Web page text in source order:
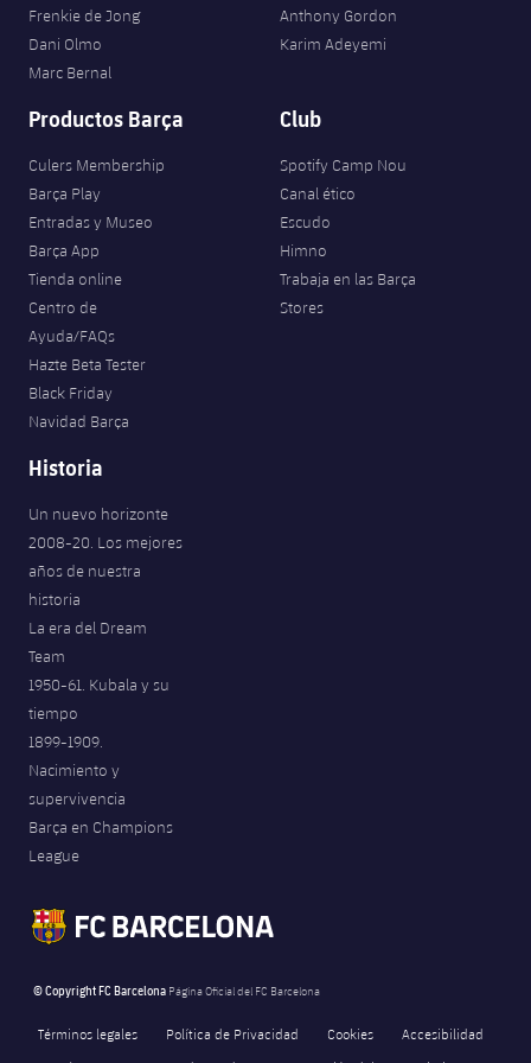
Jugadores
Fotos
Historia
Palmarés
Clasificaciones
Juvenil
Infantil
Noticias
Atletismo
plusicon
más
Masculino
Femenino
Agenda
Baloncesto en silla de ruedas
plusicon
más
Actualidad
Jugadores
Calendario
Resultados
Clasificaciones
Hockey sobre hielo
Actualidad
Calendario
Resultados
Clasificaciones
plusicon
más
Noticias
Hockey Hierba Masculino
Hockey Hierba Femenino
Patinaje artístico
plusicon
más
Actualidad
Plantilla
Escuela de Patinaje
Rugby
Jugadores
Clasificaciones
Fotos
plusicon
más
Noticias
Voleibol masculino
Voleibol femenino
Apúntate a las amateurs
plusicon
más
Apúntate a las amateurs
Carnet de las Secciones Amateurs
League of Legends
VALORANT Rising
VALORANT Game Changers
Frenkie de Jong
Dani Olmo
Marc Bernal
Anthony Gordon
Karim Adeyemi
Productos Barça
Culers Membership
Barça Play
Entradas y Museo
Barça App
Tienda online
Centro de
Ayuda/FAQs
Hazte Beta Tester
Black Friday
Navidad Barça
Club
Spotify Camp Nou
Canal ético
Escudo
Himno
Trabaja en las Barça
Stores
Historia
Un nuevo horizonte
2008-20. Los mejores
años de nuestra
historia
La era del Dream
Team
1950-61. Kubala y su
tiempo
1899-1909.
Nacimiento y
supervivencia
Barça en Champions
League
© Copyright FC Barcelona Página Oficial del FC Barcelona
Términos legales Política de Privacidad Cookies
Accesibilidad